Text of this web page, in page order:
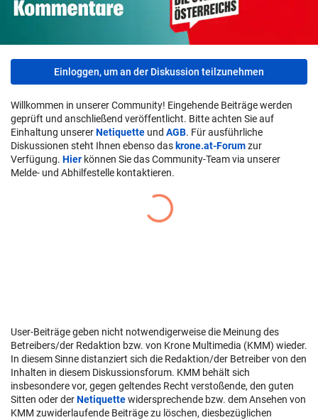
Einloggen, um an der Diskussion teilzunehmen
Willkommen in unserer Community! Eingehende Beiträge werden
geprüft und anschließend veröffentlicht. Bitte achten Sie auf
Einhaltung unsererNetiquette und AGB. Für ausführliche
Diskussionen steht Ihnen ebenso das krone.at-Forumzur
Verfügung. Hier können Sie das Community-Team via unserer
Melde- und Abhilfestelle kontaktieren.
User-Beiträge geben nicht notwendigerweise die Meinung des
Betreibers/der Redaktion bzw. von Krone Multimedia (KMM) wieder.
In diesem Sinne distanziert sich die Redaktion/der Betreiber von den
Inhalten in diesem Diskussionsforum. KMM behält sich
insbesondere vor, gegen geltendes Recht verstoßende, den guten
Sitten oder derNetiquettewidersprechende bzw. dem Ansehen von
KMM zuwiderlaufende Beiträge zu löschen, diesbezüglichen